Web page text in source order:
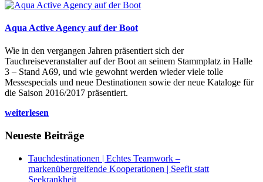
Aqua Active Agency auf der Boot
Wie in den vergangen Jahren präsentiert sich der
Tauchreiseveranstalter auf der Boot an seinem Stammplatz in Halle
3 – Stand A69, und wie gewohnt werden wieder viele tolle
Messespecials und neue Destinationen sowie der neue Kataloge für
die Saison 2016/2017 präsentiert.
weiterlesen
Neueste Beiträge
Tauchdestinationen | Echtes Teamwork –
markenübergreifende Kooperationen | Seefit statt
Seekrankheit